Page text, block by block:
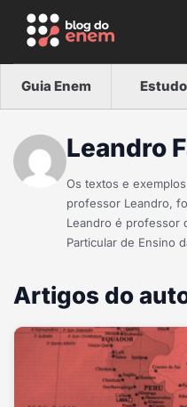
Guia Enem
Leandro
Os textos e
professor Leandro,
Leandro é professor
Particular de Ensino
Artigos do